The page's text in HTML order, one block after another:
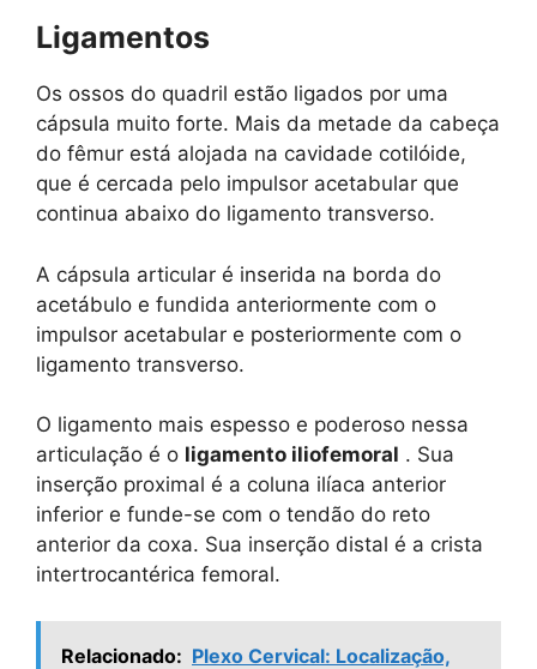
Ligamentos
Os ossos do quadril estão ligados por uma
cápsula muito forte. Mais da metade da cabeça
do fêmur está alojada na cavidade cotilóide,
que é cercada pelo impulsor acetabular que
continua abaixo do ligamento transverso.
A cápsula articular é inserida na borda do
acetábulo e fundida anteriormente com o
impulsor acetabular e posteriormente com o
ligamento transverso.
O ligamento mais espesso e poderoso nessa
articulação é o ligamento iliofemoral . Sua
inserção proximal é a coluna ilíaca anterior
inferior e funde-se com o tendão do reto
anterior da coxa. Sua inserção distal é a crista
intertrocantérica femoral.
Relacionado: Plexo Cervical: Localização,